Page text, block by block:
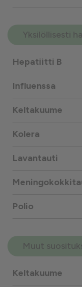
Yksilöllisesti
Hepatiitti B
Influenssa
Keltakuume
Kolera
Lavantauti
Polio
Muut
Keltakuume